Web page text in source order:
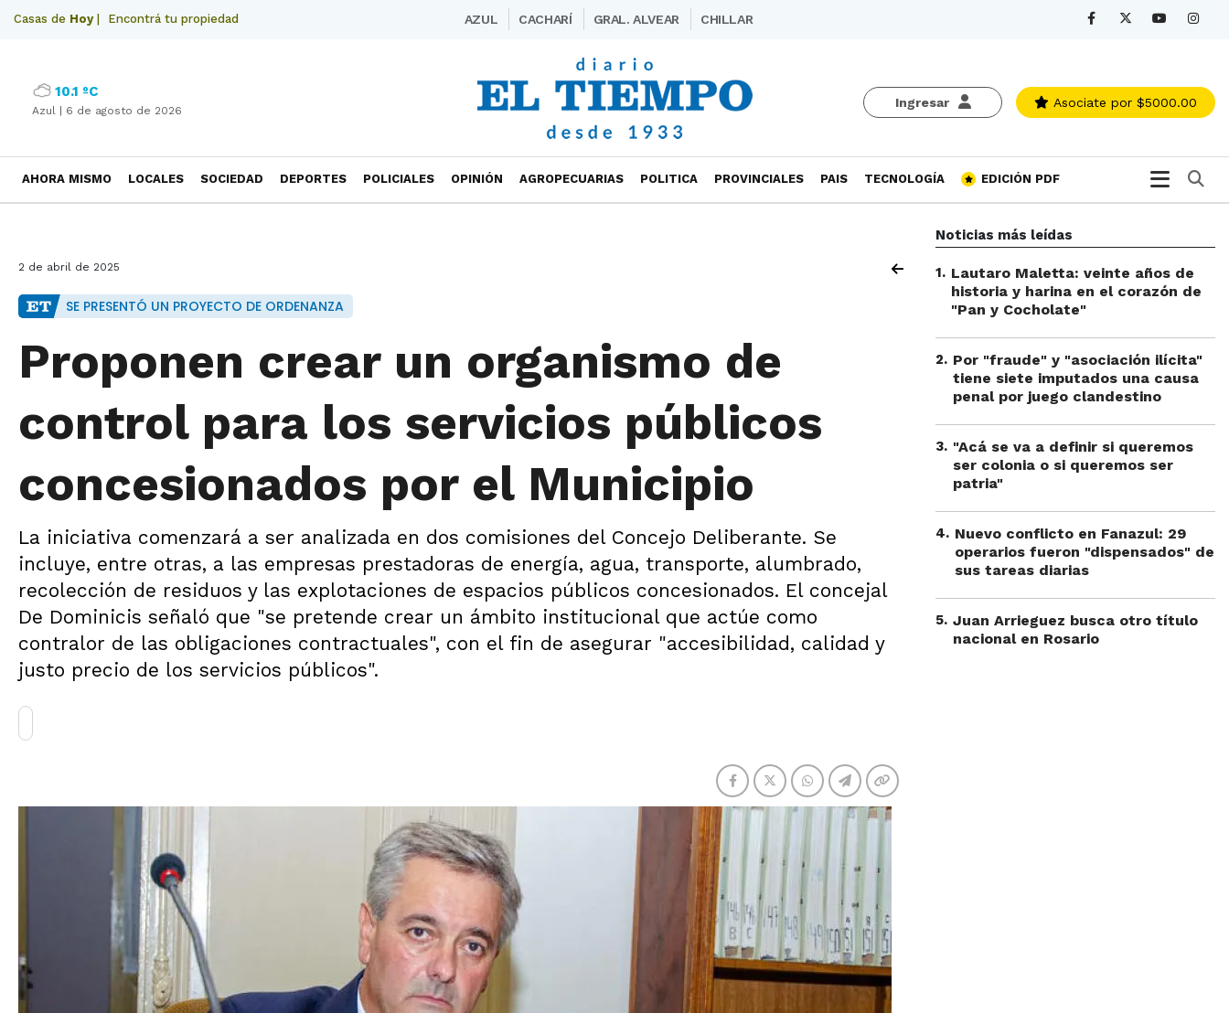
Casas de Hoy| Encontrá tu propiedad AZUL CACHARÍ GRAL. ALVEAR CHILLAR
Ingresar Asociate por $5000.00
10.1 ºC
Azul | 6 de agosto de 2026
AHORA MISMO LOCALES SOCIEDAD DEPORTES POLICIALES OPINIÓN AGROPECUARIAS POLITICA PROVINCIALES PAIS TECNOLOGÍA EDICIÓN PDF
2 de abril de 2025
SE PRESENTÓ UN PROYECTO DE ORDENANZA
Proponen crear un organismo de
control para los servicios públicos
concesionados por el Municipio
La iniciativa comenzará a ser analizada en dos comisiones del Concejo Deliberante. Se
incluye, entre otras, a las empresas prestadoras de energía, agua, transporte, alumbrado,
recolección de residuos y las explotaciones de espacios públicos concesionados. El concejal
De Dominicis señaló que "se pretende crear un ámbito institucional que actúe como
contralor de las obligaciones contractuales", con el fin de asegurar "accesibilidad, calidad y
justo precio de los servicios públicos".
Noticias más leídas
1. Lautaro Maletta: veinte años de
historia y harina en el corazón de
"Pan y Cocholate"
2. Por "fraude" y "asociación ilícita"
tiene siete imputados una causa
penal por juego clandestino
3. "Acá se va a definir si queremos
ser colonia o si queremos ser
patria"
4. Nuevo conflicto en Fanazul: 29
operarios fueron "dispensados" de
sus tareas diarias
5. Juan Arrieguez busca otro título
nacional en Rosario